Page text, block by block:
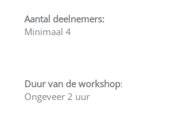
Aantal deelnemers:
Minimaal 4
Duur van de workshop:
Ongeveer 2 uur